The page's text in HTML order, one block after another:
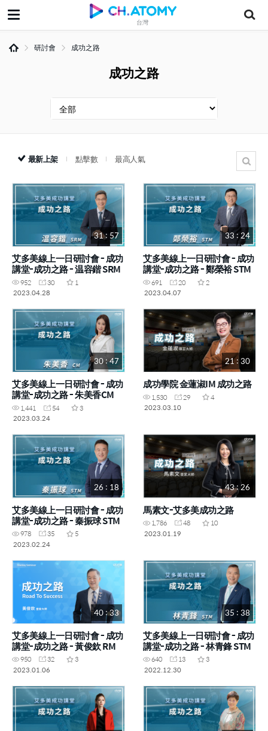
台灣
研討會 成功之路
成功之路
最新上架 點擊數 最高人氣
31 : 57
艾多美線上一日研討會 - 成功
講堂-成功之路 - 温容鍇 SRM
952 30
1
2023.04.28
33 : 24
艾多美線上一日研討會 - 成功
講堂-成功之路 - 鄭榮裕 STM
691 20
2
2023.04.07
30 : 47
艾多美線上一日研討會 - 成功
講堂-成功之路 - 朱美香CM
1,441 54
3
2023.03.24
21 : 30
成功學院 金蓮淑IM 成功之路
1,530 29
4
2023.03.10
26 : 18
艾多美線上一日研討會 - 成功
講堂-成功之路 - 秦振球 STM
978 35
5
2023.02.24
43 : 26
馬素文-艾多美成功之路
1,786 48
10
2023.01.19
40 : 33
艾多美線上一日研討會 - 成功
講堂-成功之路 - 黃俊欽 RM
950 32
3
2023.01.06
35 : 38
艾多美線上一日研討會 - 成功
講堂-成功之路 - 林青鋒 STM
640 13
3
2022.12.30